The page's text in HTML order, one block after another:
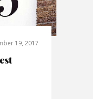
19, 2017